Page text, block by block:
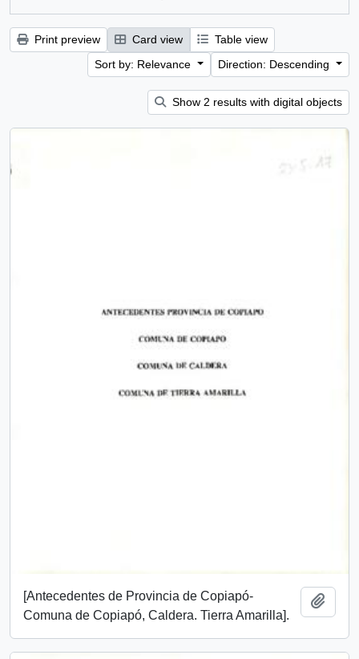
Print preview Card view
Table view
Sort by: Relevance
Direction: Descending
Show 2 results with digital objects
[Antecedentes de Provincia de Copiapó-
Comuna de Copiapó, Caldera. Tierra Amarilla].